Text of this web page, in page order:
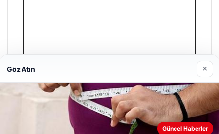
Enes Kaplan Avukatlık Bürosu
28/04/2026
Göz Atın ×
Güncel Haberler